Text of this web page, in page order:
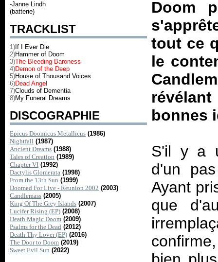
-Janne Lindh
(batterie)
TRACKLIST
1) If I Ever Die
2)Hammer of Doom
3)The Bleeding Baroness
4)Demon of the Deep
5)House of Thousand Voices
6)Dead Angel
7)Clouds of Dementia
8)My Funeral Dreams
DISCOGRAPHIE
Epicus Doomicus Metallicus (1986)
Nightfall (1987)
Ancient Dreams (1988)
Tales of Creation (1989)
Chapter VI (1992)
Dactylis Glomerata (1998)
From the 13th Sun (1999)
Doomed For Live - Reunion 2002 (2003)
Candlemass (2005)
King Of The Grey Islands (2007)
Lucifer Rising (EP) (2008)
Death Magic Doom (2009)
Psalms for the Dead (2012)
Death Thy Lover (EP) (2016)
The Door to Doom (2019)
Sweet Evil Sun (2022)
Doom
tout ce
le
bonnes
S'il y a
d'un
Ayant
que